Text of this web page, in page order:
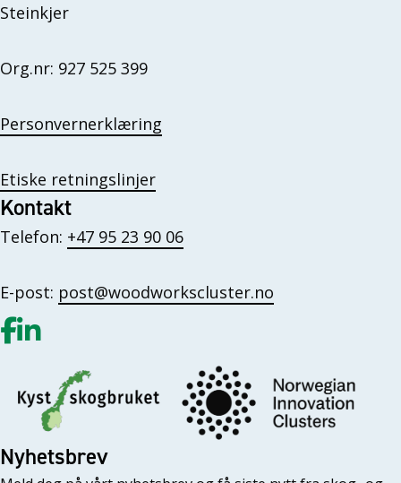
Steinkjer
Org.nr: 927 525 399
Personvernerklæring
Etiske retningslinjer
Kontakt
Telefon: +47 95 23 90 06
E-post: post@woodworkscluster.no
Gå til vår Facebook
Gå til vår LinkedIn
Nyhetsbrev